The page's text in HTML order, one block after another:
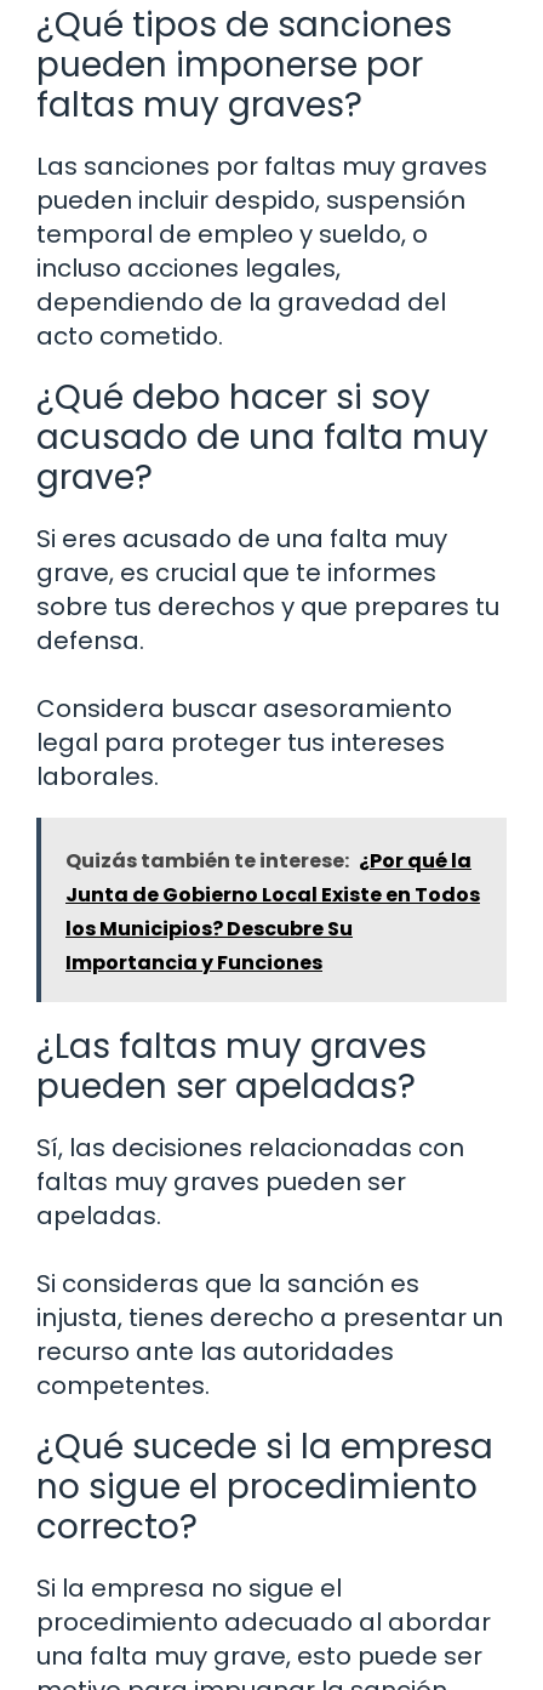
¿Qué tipos de sanciones
pueden imponerse por
faltas muy graves?
Las sanciones por faltas muy graves
pueden incluir despido, suspensión
temporal de empleo y sueldo, o
incluso acciones legales,
dependiendo de la gravedad del
acto cometido.
¿Qué debo hacer si soy
acusado de una falta muy
grave?
Si eres acusado de una falta muy
grave, es crucial que te informes
sobre tus derechos y que prepares tu
defensa.
Considera buscar asesoramiento
legal para proteger tus intereses
laborales.
Quizás también te interese: ¿Por qué la
Junta de Gobierno Local Existe en Todos
los Municipios? Descubre Su
Importancia y Funciones
¿Las faltas muy graves
pueden ser apeladas?
Sí, las decisiones relacionadas con
faltas muy graves pueden ser
apeladas.
Si consideras que la sanción es
injusta, tienes derecho a presentar un
recurso ante las autoridades
competentes.
¿Qué sucede si la empresa
no sigue el procedimiento
correcto?
Si la empresa no sigue el
procedimiento adecuado al abordar
una falta muy grave, esto puede ser